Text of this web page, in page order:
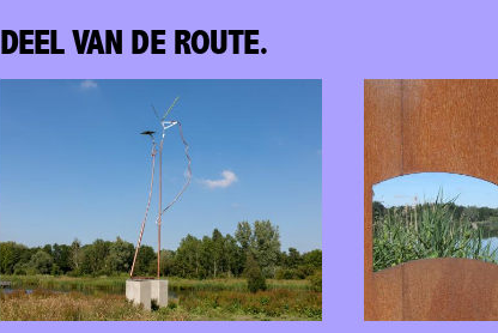
DEEL VAN DE ROUTE.